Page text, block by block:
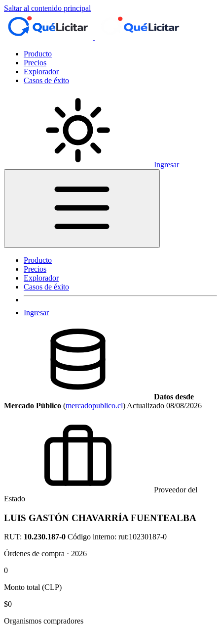
Saltar al contenido principal
Producto
Precios
Explorador
Casos de éxito
Ingresar
Producto
Precios
Explorador
Casos de éxito
Ingresar
Datos desde
Mercado Público (mercadopublico.cl) Actualizado 08/08/2026
Proveedor del
Estado
LUIS GASTÓN CHAVARRÍA FUENTEALBA
RUT: 10.230.187-0 Código interno: rut:10230187-0
Órdenes de compra · 2026
0
Monto total (CLP)
$0
Organismos compradores